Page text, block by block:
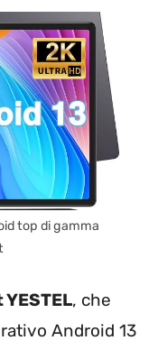
top di gamma
, che
Android 13